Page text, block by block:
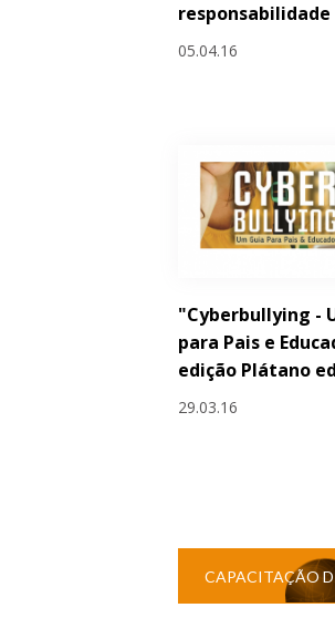
05.04.16
"Cyberbullying -
para Pais e
edição Plátano
29.03.16
CAPACITAÇÃO